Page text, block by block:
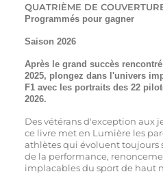
QUATRIÈME DE
Programmés pour gagner
Saison 2026
Après le grand succès
2025, plongez dans l'univers
F1 avec les portraits des 22
2026.
Des vétérans d'exception aux
ce livre met en Lumière les
athlètes qui évoluent toujours
de la performance,
implacables du sport de haut